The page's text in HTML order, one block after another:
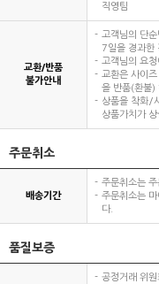
직영팀
교환/반품
불가안내
고객님의 단
7일을 경과한
고객님의 요
교환은 사이
을 반품(환불)
상품을 착화/
상품가치가
주문취소
배송기간
주문취소는
주문취소는
다.
품질보증
공정거래 위